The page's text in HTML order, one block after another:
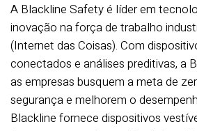
A Blackline Safety é líder em
inovação na força de trabalho
(Internet das Coisas). Com
conectados e análises preditivas, a
as empresas busquem a meta de
segurança e melhorem o
Blackline fornece dispositivos